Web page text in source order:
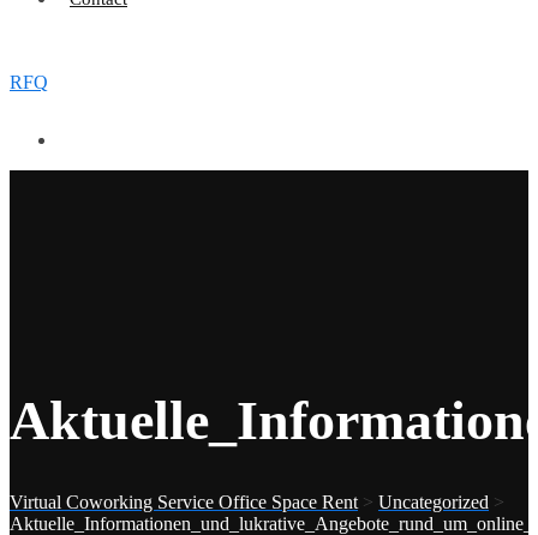
RFQ
Virtual Coworking Service Office Space Rent > Uncategorized >